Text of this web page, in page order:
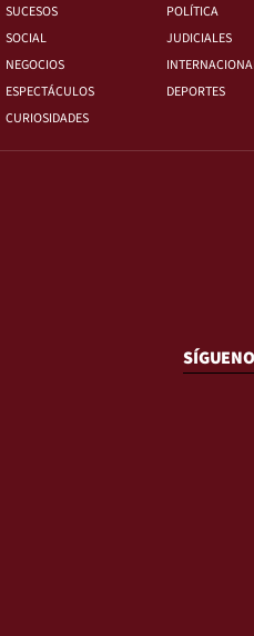
SUCESOS
POLÍTICA
SOCIAL
JUDICIALES
NEGOCIOS
ESPECTÁCULOS
DEPORTES
CURIOSIDADES